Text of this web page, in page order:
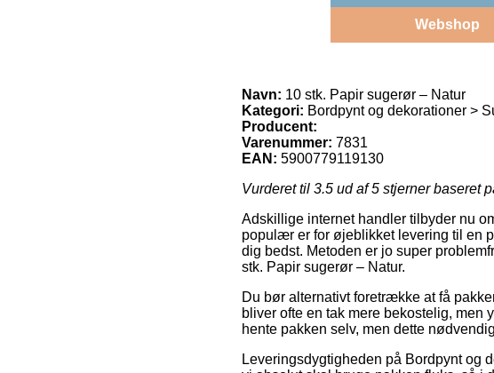
Webshop
Navn: 10 stk. Papir sugerør – Natur
Kategori: Bordpynt og dekorationer >
Producent:
Varenummer: 7831
EAN: 5900779119130
Vurderet til 3.5 ud af 5 stjerner baseret
Adskillige internet handler tilbyder nu
populær er for øjeblikket levering til en
dig bedst. Metoden er jo super
stk. Papir sugerør – Natur.
Du bør alternativt foretrække at få
bliver ofte en tak mere bekostelig, men
hente pakken selv, men dette
Leveringsdygtigheden på Bordpynt og